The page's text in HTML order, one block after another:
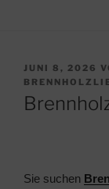
AM
JUNI 8, 2026
Sie suchen